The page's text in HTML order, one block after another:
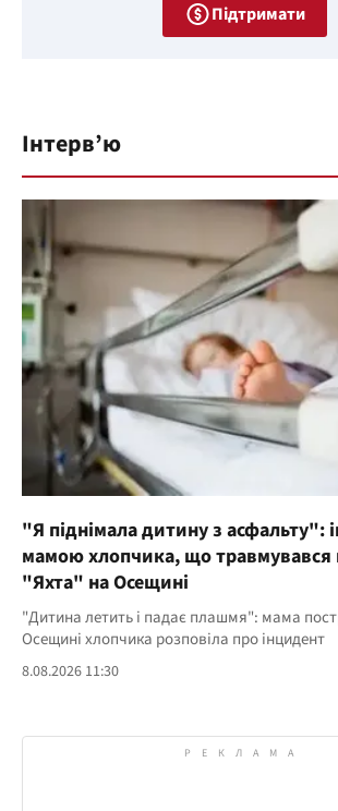
Підтримати
Інтерв’ю
"Я піднімала дитину з асфальту":
мамою хлопчика, що травмувався
"Яхта" на Осещині
"Дитина летить і падає плашмя": мама
Осещині хлопчика розповіла про інцидент
8.08.2026 11:30